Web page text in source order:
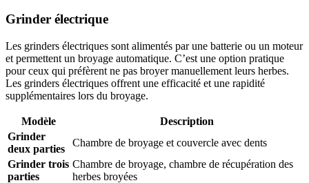
Grinder électrique
Les grinders électriques sont alimentés par une batterie ou un moteur
et permettent un broyage automatique. C’est une option pratique
pour ceux qui préfèrent ne pas broyer manuellement leurs herbes.
Les grinders électriques offrent une efficacité et une rapidité
supplémentaires lors du broyage.
Modèle
Description
Grinder
deux parties
Chambre de broyage et couvercle avec dents
Grinder trois
parties
Chambre de broyage, chambre de récupération des
herbes broyées